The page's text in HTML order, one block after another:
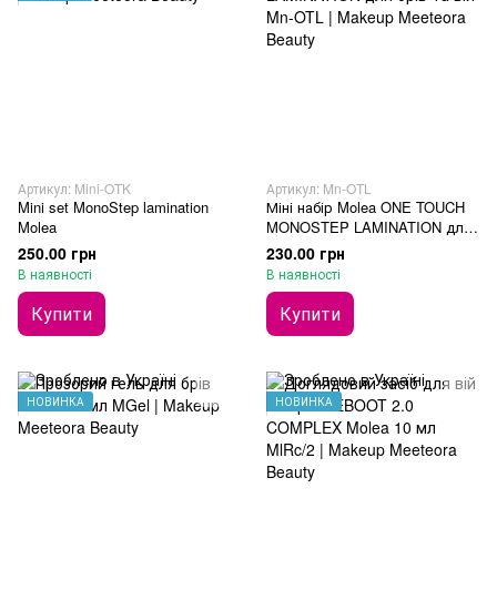
Артикул: Mini-OTK
Mini set MonoStep lamination
Molea
250.00 грн
В наявності
Купити
Артикул: Mn-OTL
Міні набір Molea ONE TOUCH
MONOSTEP LAMINATION для
брів та вій
230.00 грн
В наявності
Купити
НОВИНКА НОВИНКА